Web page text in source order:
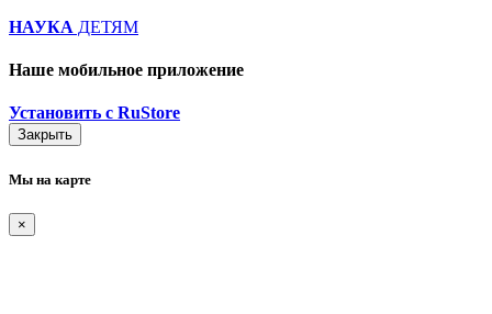
НАУКА ДЕТЯМ
Наше мобильное приложение
Установить с RuStore
Закрыть
Мы на карте
×